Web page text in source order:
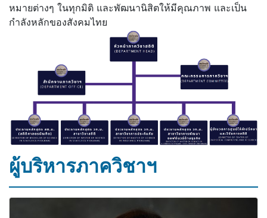
หมายต่างๆ ในทุกมิติ และพัฒนานิสิตให้มีคุณภาพ และเป็น
กำลังหลักของสังคมไทย
ผู้บริหารภาควิชาฯ